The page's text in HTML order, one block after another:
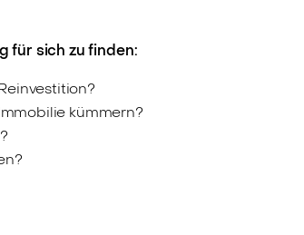
für sich zu finden:
kümmern?